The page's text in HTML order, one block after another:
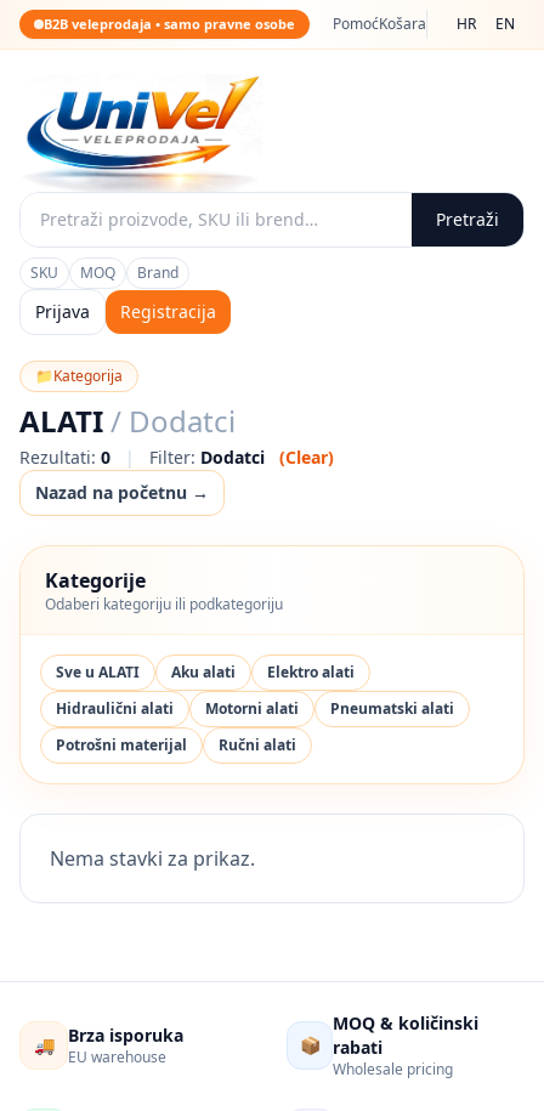
B2B veleprodaja • samo pravne osobe PomoćKošara HR EN
Pretraži
SKU MOQ Brand
Prijava Registracija
📁Kategorija
ALATI/ Dodatci
Rezultati: 0 | Filter: Dodatci
(Clear)
Nazad na početnu →
Kategorije
Odaberi kategoriju ili podkategoriju
Sve u ALATI Aku alati
Elektro alati
Hidraulični alati
Motorni alati
Pneumatski alati
Potrošni materijal
Ručni alati
Nema stavki za prikaz.
🚚 Brza isporuka
EU warehouse
📦
MOQ & količinski
rabati
Wholesale pricing